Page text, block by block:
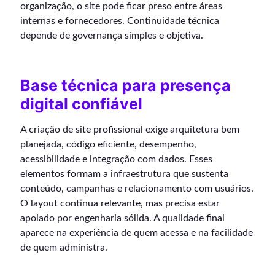
organização, o site pode ficar preso entre áreas
internas e fornecedores. Continuidade técnica
depende de governança simples e objetiva.
Base técnica para presença
digital confiável
A criação de site profissional exige arquitetura bem
planejada, código eficiente, desempenho,
acessibilidade e integração com dados. Esses
elementos formam a infraestrutura que sustenta
conteúdo, campanhas e relacionamento com usuários.
O layout continua relevante, mas precisa estar
apoiado por engenharia sólida. A qualidade final
aparece na experiência de quem acessa e na facilidade
de quem administra.